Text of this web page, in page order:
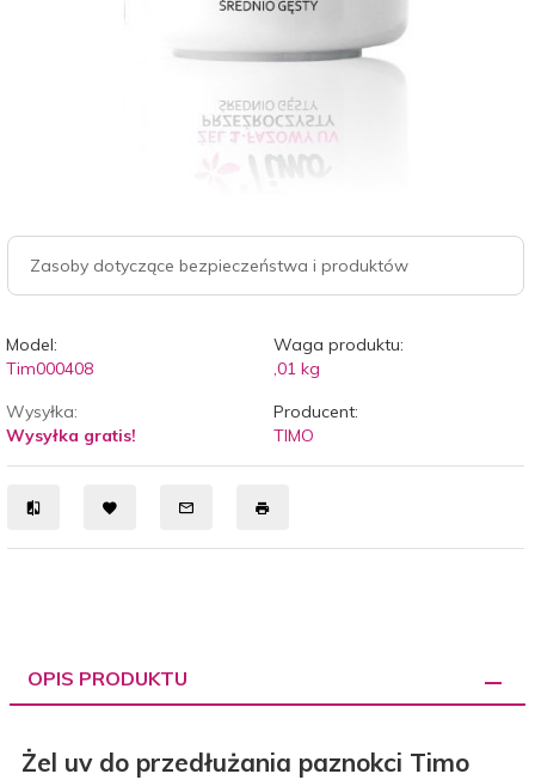
Zasoby dotyczące bezpieczeństwa i produktów
Model:
Tim000408
Waga produktu:
,01 kg
Wysyłka:
Wysyłka gratis!
Producent:
TIMO
OPIS PRODUKTU
Żel uv do przedłużania paznokci Timo